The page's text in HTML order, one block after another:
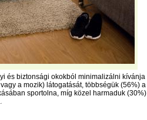
és biztonsági okokból minimalizálni kívánja
a mozik) látogatását, többségük (56%) a
sportolna, míg közel harmaduk (30%)